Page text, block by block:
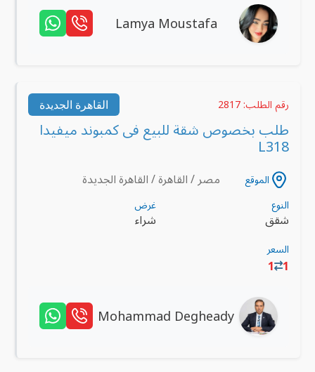
Lamya Moustafa
رقم الطلب: 2817 القاهرة الجديدة
طلب بخصوص شقة للبيع فى كمبوند ميفيدا
L318
الموقع مصر / القاهرة / القاهرة الجديدة
النوع
شقق
غرض
شراء
السعر
1
1
Mohammad Degheady